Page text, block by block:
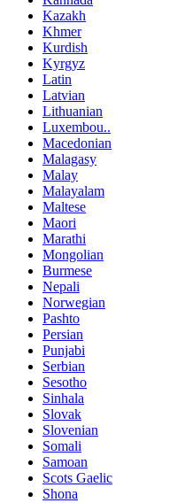
Kazakh
Khmer
Kurdish
Kyrgyz
Latin
Latvian
Lithuanian
Luxembou..
Macedonian
Malagasy
Malay
Malayalam
Maltese
Maori
Marathi
Mongolian
Burmese
Nepali
Norwegian
Pashto
Persian
Punjabi
Serbian
Sesotho
Sinhala
Slovak
Slovenian
Somali
Samoan
Scots Gaelic
Shona